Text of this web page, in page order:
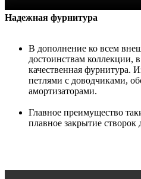
Надежная фурнитура
В дополнение ко всем
достоинствам коллекции,
качественная фурнитура.
петлями с доводчиками,
амортизаторами.
Главное преимущество
плавное закрытие створок